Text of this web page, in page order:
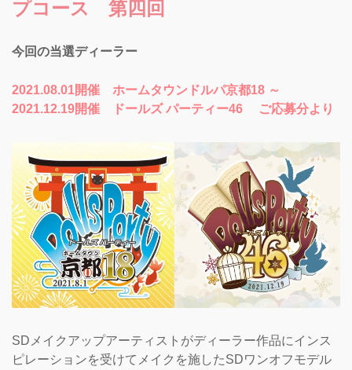
プコース 第四回
今回の当選ディーラー
2021.08.01開催 ホームタウンドルパ京都18 ～
2021.12.19開催 ドールズ パーティー46 ご応募分より
SDメイクアップアーティストがディーラー作品にインス
ピレーションを受けてメイクを施したSDワンオフモデル